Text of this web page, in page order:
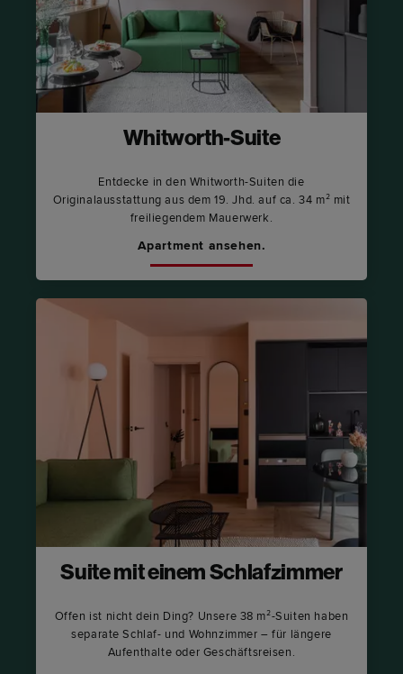
Whitworth-Suite
Entdecke in den Whitworth-Suiten die
Originalausstattung aus dem 19. Jhd. auf ca. 34 m² mit
freiliegendem Mauerwerk.
Apartment ansehen.
Suite mit einem Schlafzimmer
Offen ist nicht dein Ding? Unsere 38 m²-Suiten haben
separate Schlaf- und Wohnzimmer – für längere
Aufenthalte oder Geschäftsreisen.